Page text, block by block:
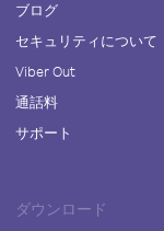
ブログ
セキュリティについて
Viber Out
通話料
サポート
ダウンロード